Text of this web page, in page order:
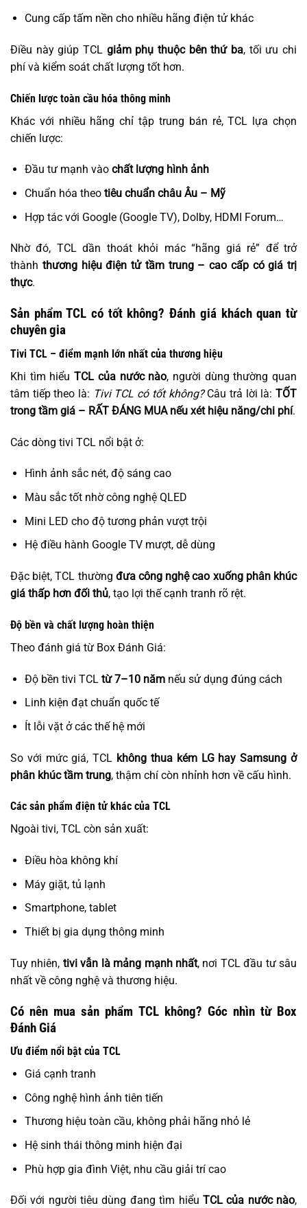
Cung cấp tấm nền cho nhiều hãng điện tử khác
Điều này giúp TCL giảm phụ thuộc bên thứ ba, tối ưu chi
phí và kiểm soát chất lượng tốt hơn.
Chiến lược toàn cầu hóa thông minh
Khác với nhiều hãng chỉ tập trung bán rẻ, TCL lựa chọn
chiến lược:
Đầu tư mạnh vào chất lượng hình ảnh
Chuẩn hóa theo tiêu chuẩn châu Âu – Mỹ
Hợp tác với Google (Google TV), Dolby, HDMI Forum…
Nhờ đó, TCL dần thoát khỏi mác “hãng giá rẻ” để trở
thành thương hiệu điện tử tầm trung – cao cấp có giá trị
thực.
Sản phẩm TCL có tốt không? Đánh giá khách quan từ
chuyên gia
Tivi TCL – điểm mạnh lớn nhất của thương hiệu
Khi tìm hiểuTCL của nước nào, người dùng thường quan
tâm tiếp theo là: Tivi TCL có tốt không?Câu trả lời là:TỐT
trong tầm giá – RẤT ĐÁNG MUA nếu xét hiệu năng/chi phí.
Các dòng tivi TCL nổi bật ở:
Hình ảnh sắc nét, độ sáng cao
Màu sắc tốt nhờ công nghệ QLED
Mini LED cho độ tương phản vượt trội
Hệ điều hành Google TV mượt, dễ dùng
Đặc biệt, TCL thường đưa công nghệ cao xuống phân khúc
giá thấp hơn đối thủ, tạo lợi thế cạnh tranh rõ rệt.
Độ bền và chất lượng hoàn thiện
Theo đánh giá từ Box Đánh Giá:
Độ bền tivi TCL từ 7–10 nămnếu sử dụng đúng cách
Linh kiện đạt chuẩn quốc tế
Ít lỗi vặt ở các thế hệ mới
So với mức giá, TCL không thua kém LG hay Samsung ở
phân khúc tầm trung, thậm chí còn nhỉnh hơn về cấu hình.
Các sản phẩm điện tử khác của TCL
Ngoài tivi, TCL còn sản xuất:
Điều hòa không khí
Máy giặt, tủ lạnh
Smartphone, tablet
Thiết bị gia dụng thông minh
Tuy nhiên, tivi vẫn là mảng mạnh nhất, nơi TCL đầu tư sâu
nhất về công nghệ và thương hiệu.
Có nên mua sản phẩm TCL không? Góc nhìn từ Box
Đánh Giá
Ưu điểm nổi bật của TCL
Giá cạnh tranh
Công nghệ hình ảnh tiên tiến
Thương hiệu toàn cầu, không phải hãng nhỏ lẻ
Hệ sinh thái thông minh hiện đại
Phù hợp gia đình Việt, nhu cầu giải trí cao
Đối với người tiêu dùng đang tìm hiểu TCL của nước nào,